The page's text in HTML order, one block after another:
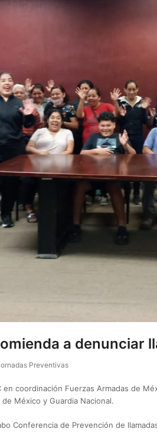
a denunciar
Preventivas
coordinación Fuerzas Armadas de
México y Guardia Nacional.
Conferencia de Prevención de